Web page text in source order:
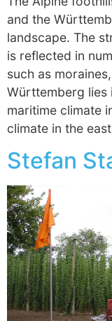
and the
landscape. The
is reflected in
such as
Württemberg lies
maritime climate
climate in the
Stefan